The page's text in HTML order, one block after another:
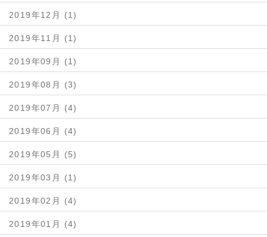
2019年12月 (1)
2019年11月 (1)
2019年09月 (1)
2019年08月 (3)
2019年07月 (4)
2019年06月 (4)
2019年05月 (5)
2019年03月 (1)
2019年02月 (4)
2019年01月 (4)